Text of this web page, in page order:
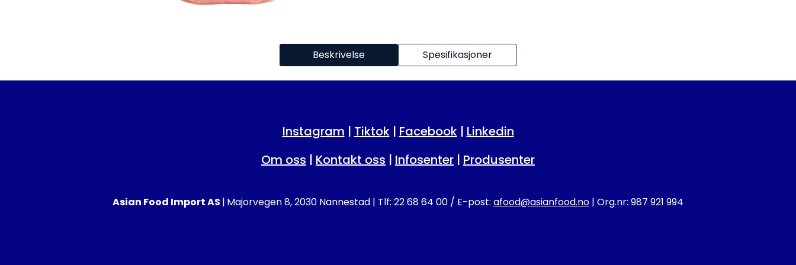
Beskrivelse Spesifikasjoner
Instagram | Tiktok| Facebook| Linkedin
Om oss | Kontakt oss | Infosenter | Produsenter
Asian Food Import AS | Majorvegen 8, 2030 Nannestad | Tlf: 22 68 64 00 / E-post: afood@asianfood.no | Org.nr: 987 921 994